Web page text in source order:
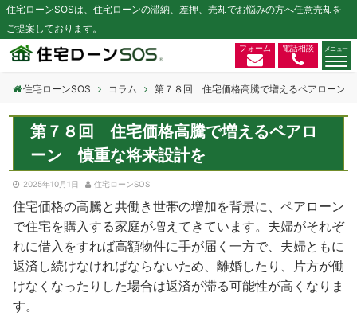
住宅ローンSOSは、住宅ローンの滞納、差押、売却でお悩みの方へ任意売却を
ご提案しております。
フォーム 電話相談
住宅ローンSOS コラム 第７８回 住宅価格高騰で増えるペアローン
第７８回 住宅価格高騰で増えるペアロ
ーン 慎重な将来設計を
2025年10月1日 住宅ローンSOS
住宅価格の高騰と共働き世帯の増加を背景に、ペアローン
で住宅を購入する家庭が増えてきています。夫婦がそれぞ
れに借入をすれば高額物件に手が届く一方で、夫婦ともに
返済し続けなければならないため、離婚したり、片方が働
けなくなったりした場合は返済が滞る可能性が高くなりま
す。